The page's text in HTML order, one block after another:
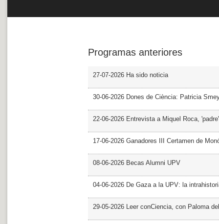
Programas anteriores
27-07-2026 Ha sido noticia
30-06-2026 Dones de Ciència: Patricia
22-06-2026 Entrevista a Miquel Roca,
17-06-2026 Ganadores III Certamen de
08-06-2026 Becas Alumni UPV
04-06-2026 De Gaza a la UPV: la
29-05-2026 Leer conCiencia, con Paloma